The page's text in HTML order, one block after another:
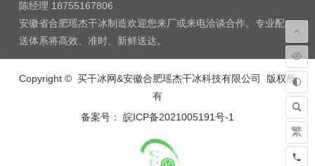
陈经理 18755167806
安徽省合肥瑶杰干冰制造欢迎您来厂或来电洽谈合作。专业配
送体系将高效、准时、新鲜送达。
Copyright © 买干冰网&安徽合肥瑶杰干冰科技有限公司 版权所
有
备案号： 皖ICP备2021005191号-1
繁